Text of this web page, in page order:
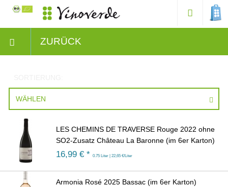
ZURÜCK
WÄHLEN
LES CHEMINS DE TRAVERSE Rouge 2022 ohne
SO2-Zusatz Château La Baronne (im 6er Karton)
16,99 € * 0.75 Liter | 22,65 €/Liter
Armonia Rosé 2025 Bassac (im 6er Karton)